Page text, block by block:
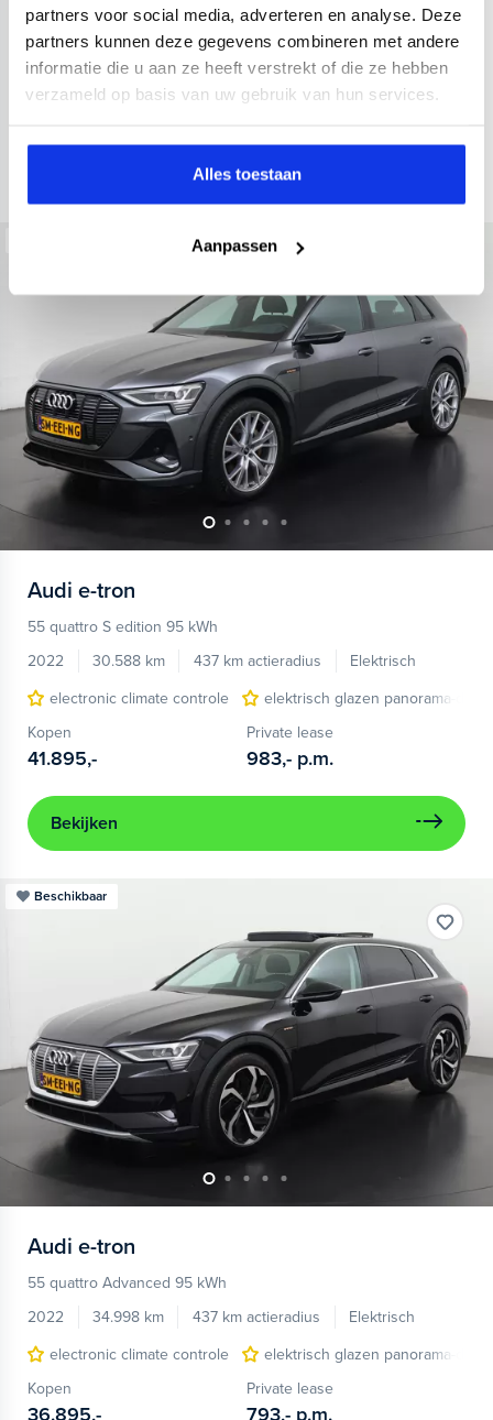
partners voor social media, adverteren en analyse. Deze
partners kunnen deze gegevens combineren met andere
informatie die u aan ze heeft verstrekt of die ze hebben
verzameld op basis van uw gebruik van hun services.
Alles toestaan
Aanpassen
Hybride benzine
Automaat
achteruitrijcamera
Apple Carplay/Android Auto
Kopen
Op aanvraag
Audi e-tron
55 quattro S edition 95 kWh
2022
30.588 km 437 km actieradius
Elektrisch
electronic climate controle
elektrisch glazen panorama-dak
Kopen
41.895,-
Private lease
983,- p.m.
Bekijken
Beschikbaar
Audi e-tron
55 quattro Advanced 95 kWh
2022
34.998 km 437 km actieradius
Elektrisch
electronic climate controle
elektrisch glazen panorama-dak
Kopen
36.895,-
Private lease
793,- p.m.